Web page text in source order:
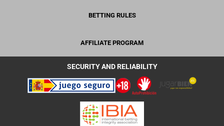
BETTING RULES
AFFILIATE PROGRAM
SECURITY AND RELIABILITY